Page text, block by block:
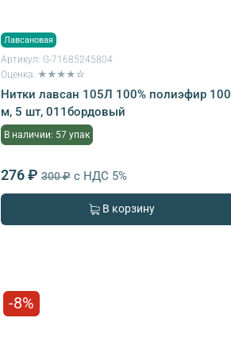
Лавсановая
Артикул: G-71685245804
Оценка: ★★★★☆
Нитки лавсан 105Л 100% полиэфир 100
м, 5 шт, 011бордовый
В наличии: 57 упак
276 ₽ 300 ₽ с НДС 5%
В корзину
-8%